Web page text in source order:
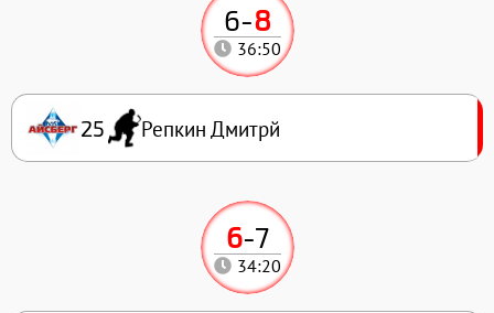
6-7
34:20
6-8
36:50
25 Репкин Дмитрй